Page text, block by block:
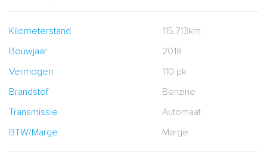
Kilometerstand
115.713km
Bouwjaar
2018
Vermogen
110 pk
Brandstof
Benzine
Transmissie
Automaat
BTW/Marge
Marge